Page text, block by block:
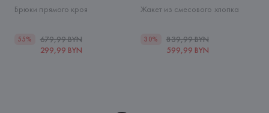
Брюки прямого кроя
55%
679,99 BYN
299,99 BYN
Жакет из смесового хлопка
30%
839,99 BYN
599,99 BYN